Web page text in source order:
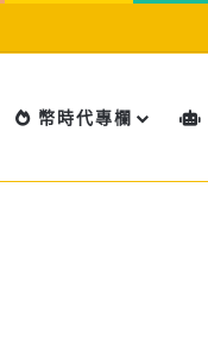
幣時代專欄